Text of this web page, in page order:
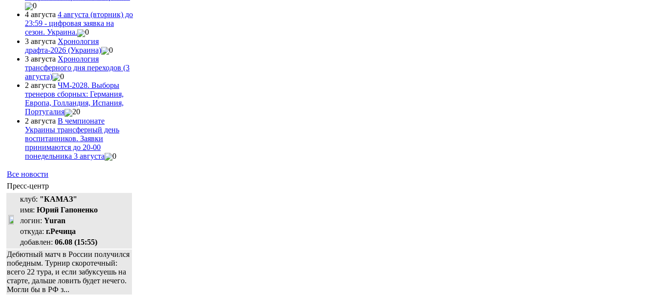
0
4 августа 4 августа (вторник) до
23:59 - цифровая заявка на
сезон. Украина.
0
3 августа Хронология
драфта-2026 (Украина)
0
3 августа Хронология
трансферного дня переходов (3
августа)
0
2 августа ЧМ-2028. Выборы
тренеров сборных: Германия,
Европа, Голландия, Испания,
Португалия
20
2 августа В чемпионате
Украины трансферный день
воспитанников. Заявки
принимаются до 20-00
понедельника 3 августа
0
Все новости
Пресс-центр
клуб: "КАМАЗ"
имя: Юрий Гапоненко
логин: Yuran
откуда: г.Речица
добавлен: 06.08 (15:55)
Дебютный матч в России получился
победным. Турнир скоротечный:
всего 22 тура, и если забуксуешь на
старте, дальше ловить будет нечего.
Могли бы в РФ з...